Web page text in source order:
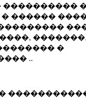
� ������
�
..